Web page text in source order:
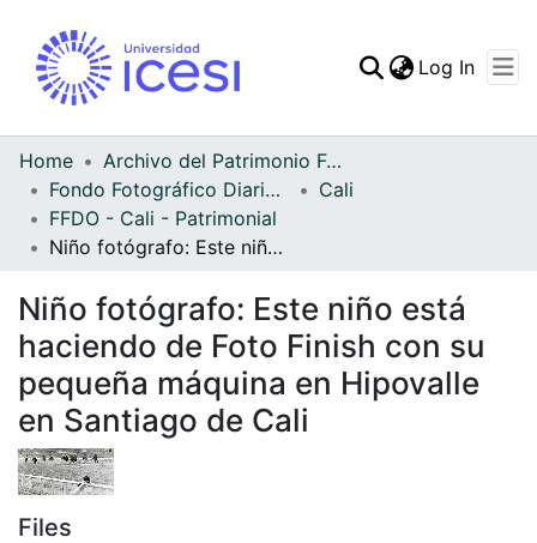
Statistics
Log In
Home
Archivo del Patrimonio Fotográfico y Fílmico del Valle del Cauca
Fondo Fotográfico Diario Occidente
Cali
FFDO - Cali - Patrimonial
Niño fotógrafo: Este niño está haciendo de Foto Finish con su pequeña máquina en Hipovalle en Santiago de Cali
Niño fotógrafo: Este niño está
haciendo de Foto Finish con su
pequeña máquina en Hipovalle
en Santiago de Cali
Files